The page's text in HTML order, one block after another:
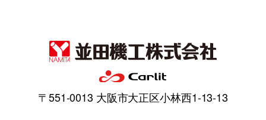
〒551-0013 大阪市大正区小林西1-13-13